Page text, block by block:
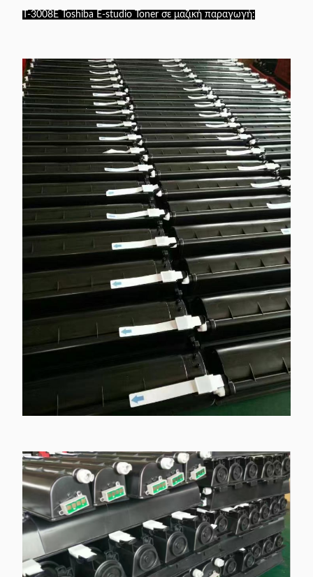
T-3008e
E-studio 2008/ 3008/ 2508A
675
T-3520D
e-STUDIO 350, e-STUDIO
450,
e-STUDIO 352, e-STUDIO
452
Μαύρο -
675
γραμμάρια
T4590D Toner E-studio 256 257
Μαύρο -
700
γραμμάρια
4530D/E
e-STUDIO 255, e-STUDIO
305,
e-STUDIO 355, e-STUDIO
455
Μαύρο -
700
γραμμάρια
T-5070E
e-STUDIO 257 / 307 / 357 /
457 / 507
Μαύρο -
675
γραμμάρια
T-6000E E-studio 600 / 720 / 850
Μαύρο -
1320
γραμμάρια
T-3008E Toshiba E-studio Toner σε μαζική παραγωγή: